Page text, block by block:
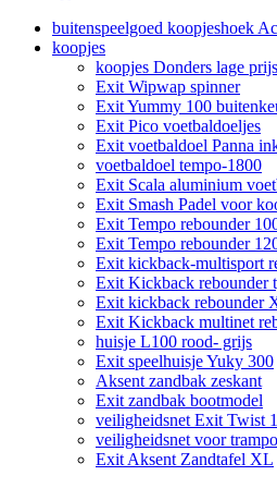
buitenspeelgoed koopjeshoek
koopjes
koopjes Donders lage prijs
Exit Wipwap spinner
Exit Yummy 100
Exit Pico voetbaldoeljes
Exit voetbaldoel Panna
voetbaldoel tempo-1800
Exit Scala aluminium
Exit Smash Padel voor
Exit Tempo rebounder
Exit Tempo rebounder
Exit kickback-multisport
Exit Kickback rebounder
Exit kickback rebounder
Exit Kickback multinet
huisje L100 rood- grijs
Exit speelhuisje Yuky 300
Aksent zandbak zeskant
Exit zandbak bootmodel
veiligheidsnet Exit Twist
veiligheidsnet voor
Exit Aksent Zandtafel XL